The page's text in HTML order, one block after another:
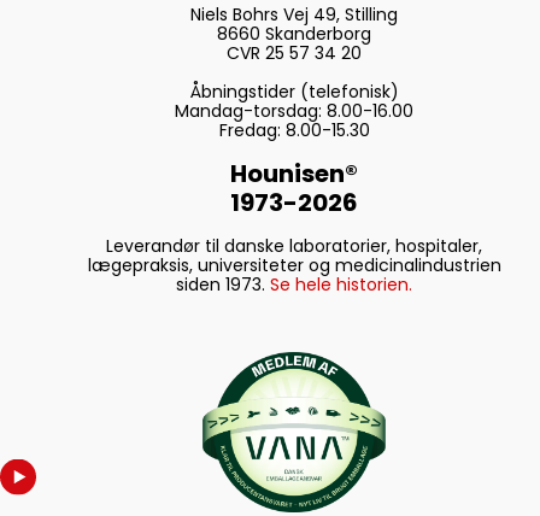
Niels Bohrs Vej 49, Stilling
8660 Skanderborg
CVR 25 57 34 20
Åbningstider (telefonisk)
Mandag-torsdag: 8.00-16.00
Fredag: 8.00-15.30
Hounisen®
1973-2026
Leverandør til danske laboratorier, hospitaler,
lægepraksis, universiteter og medicinalindustrien
siden 1973. Se hele historien.